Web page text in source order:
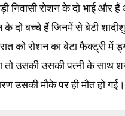
निवासी रोशन के दो भाई
दो बच्चे हैं जिनमें से बेटी
रात को रोशन का बेटा
उसकी उसकी पत्नी के साथ
उसकी मौके पर ही मौत हो गई।